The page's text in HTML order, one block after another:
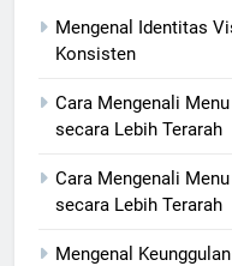
Mengenal Identitas
Konsisten
Cara Mengenali
secara Lebih Terarah
Cara Mengenali
secara Lebih Terarah
Mengenal